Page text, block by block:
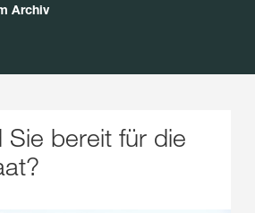
Archiv
Sie bereit für die